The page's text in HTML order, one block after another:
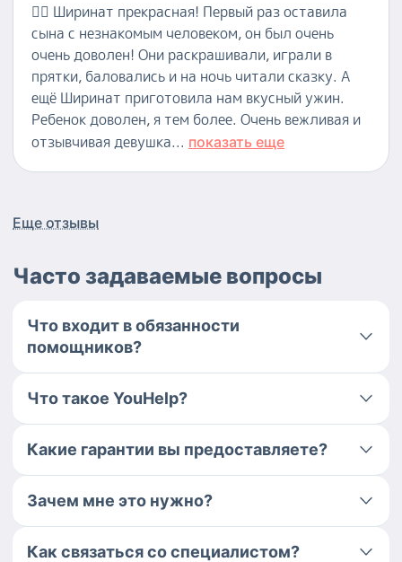
👍🏻 Ширинат прекрасная! Первый раз оставила
сына с незнакомым человеком, он был очень
очень доволен! Они раскрашивали, играли в
прятки, баловались и на ночь читали сказку. А
ещё Ширинат приготовила нам вкусный ужин.
Ребенок доволен, я тем более. Очень вежливая и
отзывчивая девушка... показать еще
Еще отзывы
Часто задаваемые вопросы
Что входит в обязанности
помощников?
Что такое YouHelp?
Какие гарантии вы предоставляете?
Зачем мне это нужно?
Как связаться со специалистом?